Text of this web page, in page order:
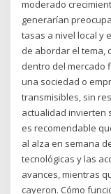
moderado
generarían
tasas a nivel local y
de abordar el tema,
dentro del mercado
una sociedad o
transmisibles, sin
actualidad invierten
es recomendable
al alza en semana
tecnológicas y las
avances, mientras
cayeron. Cómo